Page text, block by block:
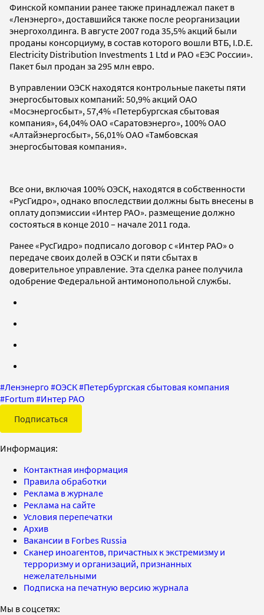
Финской компании ранее также принадлежал пакет в
«Ленэнерго», доставшийся также после реорганизации
энергохолдинга. В августе 2007 года 35,5% акций были
проданы консорциуму, в состав которого вошли ВТБ, I.D.E.
Electricity Distribution Investments 1 Ltd и РАО «ЕЭС России».
Пакет был продан за 295 млн евро.
В управлении ОЭСК находятся контрольные пакеты пяти
энергосбытовых компаний: 50,9% акций ОАО
«Мосэнергосбыт», 57,4% «Петербургская сбытовая
компания», 64,04% ОАО «Саратовэнерго», 100% ОАО
«Алтайэнергосбыт», 56,01% ОАО «Тамбовская
энергосбытовая компания».
Все они, включая 100% ОЭСК, находятся в собственности
«РусГидро», однако впоследствии должны быть внесены в
оплату допэмиссии «Интер РАО». размещение должно
состояться в конце 2010 – начале 2011 года.
Ранее «РусГидро» подписало договор с «Интер РАО» о
передаче своих долей в ОЭСК и пяти сбытах в
доверительное управление. Эта сделка ранее получила
одобрение Федеральной антимонопольной службы.
#Ленэнерго #ОЭСК#Петербургская сбытовая компания
#Fortum #Интер РАО
Подписаться
Информация:
Контактная информация
Правила обработки
Реклама в журнале
Реклама на сайте
Условия перепечатки
Архив
Вакансии в Forbes Russia
Сканер иноагентов, причастных к экстремизму и
терроризму и организаций, признанных
нежелательными
Подписка на печатную версию журнала
Мы в соцсетях: